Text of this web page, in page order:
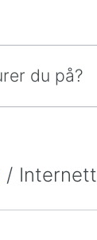
/ Internett